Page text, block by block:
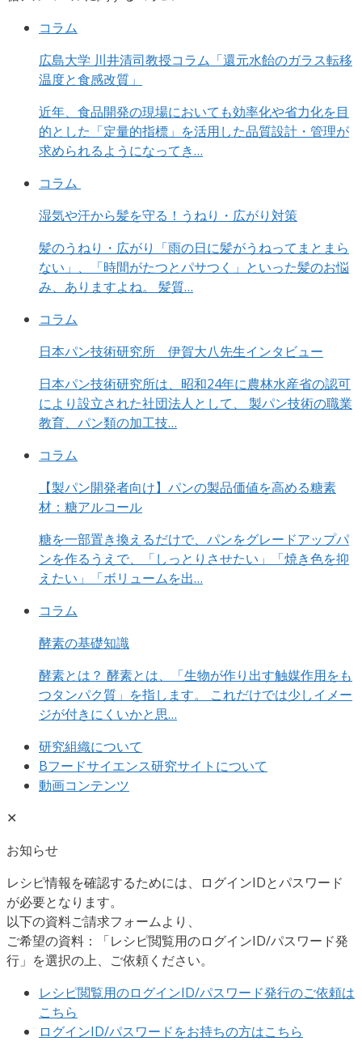
コラム
広島大学 川井清司教授コラム「還元水飴のガラス転移
温度と食感改質」
近年、食品開発の現場においても効率化や省力化を目
的とした「定量的指標」を活用した品質設計・管理が
求められるようになってき…
コラム
湿気や汗から髪を守る！うねり・広がり対策
髪のうねり・広がり「雨の日に髪がうねってまとまら
ない」、「時間がたつとパサつく」といった髪のお悩
み、ありますよね。 髪質…
コラム
日本パン技術研究所 伊賀大八先生インタビュー
日本パン技術研究所は、昭和24年に農林水産省の認可
により設立された社団法人として、 製パン技術の職業
教育、パン類の加工技…
コラム
【製パン開発者向け】パンの製品価値を高める糖素
材：糖アルコール
糖を一部置き換えるだけで、パンをグレードアップパ
ンを作るうえで、「しっとりさせたい」「焼き色を抑
えたい」「ボリュームを出…
コラム
酵素の基礎知識
酵素とは？ 酵素とは、「生物が作り出す触媒作用をも
つタンパク質」を指します。 これだけでは少しイメー
ジが付きにくいかと思…
研究組織について
Bフードサイエンス研究サイトについて
動画コンテンツ
✕
お知らせ
レシピ情報を確認するためには、ログインIDとパスワード
が必要となります。
以下の資料ご請求フォームより、
ご希望の資料：「レシピ閲覧用のログインID/パスワード発
行」を選択の上、ご依頼ください。
レシピ閲覧用のログインID/パスワード発行のご依頼は
こちら
ログインID/パスワードをお持ちの方はこちら